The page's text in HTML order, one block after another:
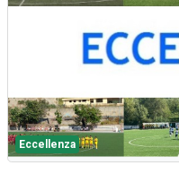
Eccellenza